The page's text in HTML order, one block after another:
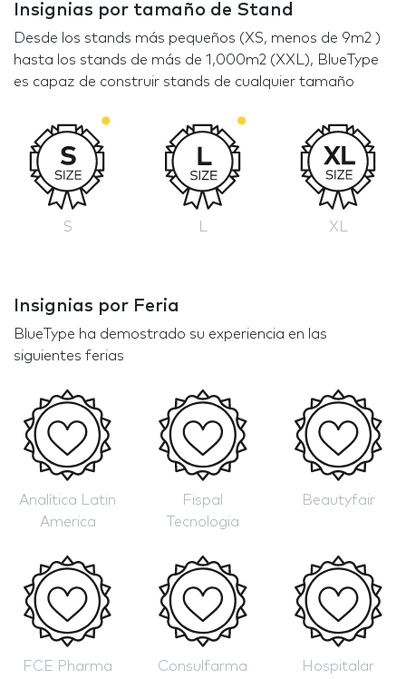
Insignias por tamaño de Stand
Desde los stands más pequeños (XS, menos de 9m2 )
hasta los stands de más de 1,000m2 (XXL), BlueType
es capaz de construir stands de cualquier tamaño
S XL
Insignias por Feria
BlueType ha demostrado su experiencia en las
siguientes ferias
Analítica Latin
America
Fispal
Tecnologia
Beautyfair
FCE Pharma Consulfarma Hospitalar